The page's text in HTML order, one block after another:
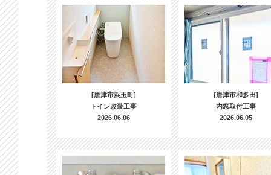
[唐津市浜玉町]
トイレ改装工事
2026.06.06
[唐津市和多田]
内窓取付工事
2026.06.05